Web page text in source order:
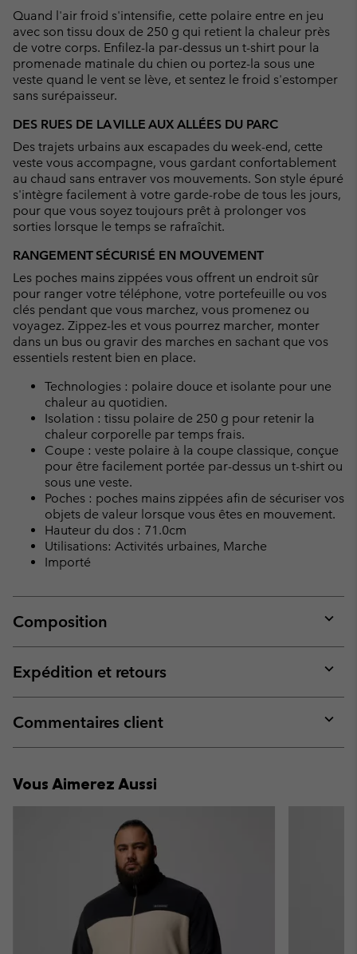
Quand l'air froid s'intensifie, cette polaire entre en jeu
avec son tissu doux de 250 g qui retient la chaleur près
de votre corps. Enfilez-la par-dessus un t-shirt pour la
promenade matinale du chien ou portez-la sous une
veste quand le vent se lève, et sentez le froid s'estomper
sans surépaisseur.
DES RUES DE LA VILLE AUX ALLÉES DU PARC
Des trajets urbains aux escapades du week-end, cette
veste vous accompagne, vous gardant confortablement
au chaud sans entraver vos mouvements. Son style épuré
s'intègre facilement à votre garde-robe de tous les jours,
pour que vous soyez toujours prêt à prolonger vos
sorties lorsque le temps se rafraîchit.
RANGEMENT SÉCURISÉ EN MOUVEMENT
Les poches mains zippées vous offrent un endroit sûr
pour ranger votre téléphone, votre portefeuille ou vos
clés pendant que vous marchez, vous promenez ou
voyagez. Zippez-les et vous pourrez marcher, monter
dans un bus ou gravir des marches en sachant que vos
essentiels restent bien en place.
Technologies : polaire douce et isolante pour une
chaleur au quotidien.
Isolation : tissu polaire de 250 g pour retenir la
chaleur corporelle par temps frais.
Coupe : veste polaire à la coupe classique, conçue
pour être facilement portée par-dessus un t-shirt ou
sous une veste.
Poches : poches mains zippées afin de sécuriser vos
objets de valeur lorsque vous êtes en mouvement.
Hauteur du dos : 71.0cm
Utilisations: Activités urbaines, Marche
Importé
Composition
or
Expédition et retours
or
Commentaires client
or
Vous Aimerez Aussi